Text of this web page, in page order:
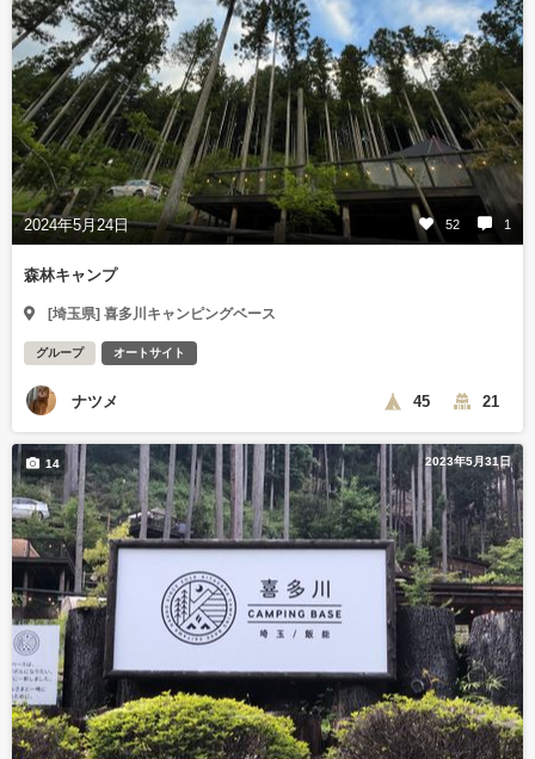
2024年5月24日 52 1
森林キャンプ
[埼玉県] 喜多川キャンピングベース
グループ オートサイト
ナツメ 45 21
2023年5月31日
14